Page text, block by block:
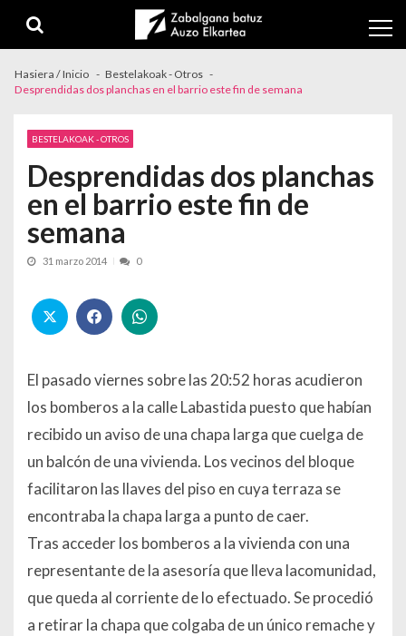
Hasiera / Inicio
Bestelakoak - Otros
Desprendidas dos planchas en el barrio este fin de semana
BESTELAKOAK - OTROS
Desprendidas dos planchas
en el barrio este fin de
semana
31 marzo 2014 0
El pasado viernes sobre las 20:52 horas acudieron
los bomberos a la calle Labastida puesto que habían
recibido un aviso de una chapa larga que cuelga de
un balcón de una vivienda. Los vecinos del bloque
facilitaron las llaves del piso en cuya terraza se
encontraba la chapa larga a punto de caer.
Tras acceder los bomberos a la vivienda con una
representante de la asesoría que lleva lacomunidad,
que queda al corriente de lo efectuado. Se procedió
a retirar la chapa que colgaba de un único remache y